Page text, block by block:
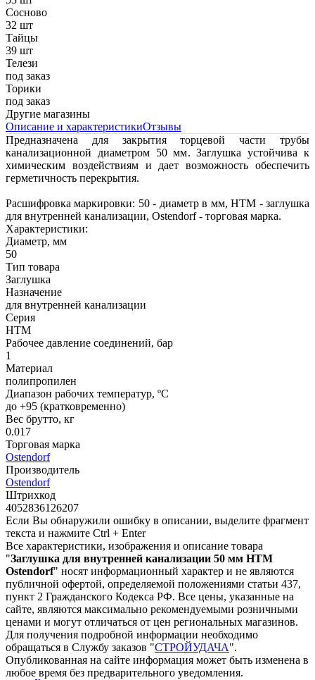
Сосново
32 шт
Тайцы
39 шт
Телези
под заказ
Торики
под заказ
Другие магазины
Описание и характеристикиОтзывы
Предназначена для закрытия торцевой части трубы
канализационной диаметром 50 мм.Заглушка устойчива к
химическим воздействиям и дает возможность обеспечить
герметичность перекрытия.
Расшифровка маркировки: 50 - диаметр в мм, НТМ - заглушка
для внутренней канализации, Ostendorf - торговая марка.
Характеристики:
Диаметр, мм
50
Тип товара
Заглушка
Назначение
для внутренней канализации
Серия
HTM
Рабочее давление соединений, бар
1
Материал
полипропилен
Диапазон рабочих температур, ºС
до +95 (кратковременно)
Вес брутто, кг
0.017
Торговая марка
Ostendorf
Производитель
Ostendorf
Штрихкод
4052836126207
Если Вы обнаружили ошибку в описании, выделите фрагмент
текста и нажмите Ctrl + Enter
Все характеристики, изображения и описание товара
"Заглушка для внутренней канализации 50 мм HTM
Ostendorf" носят информационный характер и не являются
публичной офертой, определяемой положениями статьи 437,
пункт 2 Гражданского Кодекса РФ. Все цены, указанные на
сайте, являются максимально рекомендуемыми розничными
ценами и могут отличаться от цен региональных магазинов.
Для получения подробной информации необходимо
обращаться в Службу заказов "СТРОЙУДАЧА".
Опубликованная на сайте информация может быть изменена в
любое время без предварительного уведомления.